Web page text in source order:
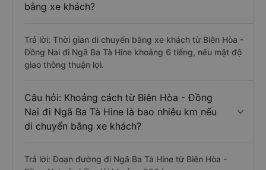
bằng xe khách?
Trả lời: Thời gian di chuyển bằng xe khách từ Biên Hòa -
Đồng Nai đi Ngã Ba Tà Hine khoảng 6 tiếng, nếu mật độ
giao thông thuận lợi.
Câu hỏi: Khoảng cách từ Biên Hòa - Đồng
Nai đi Ngã Ba Tà Hine là bao nhiêu km nếu
di chuyển bằng xe khách?
Trả lời: Đoạn đường đi Ngã Ba Tà Hine từ Biên Hòa -